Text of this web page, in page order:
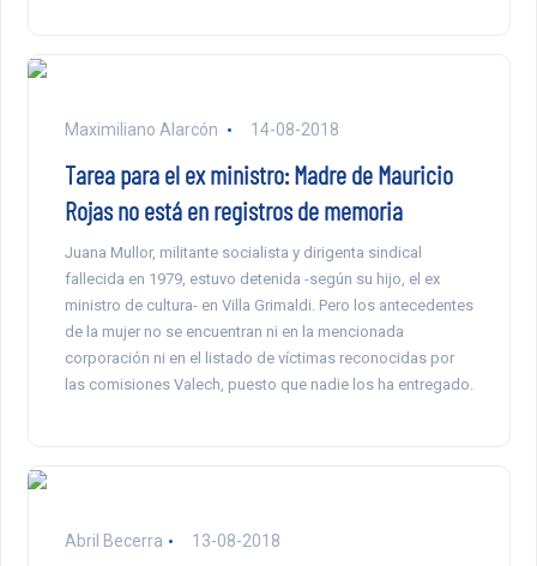
Maximiliano Alarcón 14-08-2018
Tarea para el ex ministro: Madre de Mauricio
Rojas no está en registros de memoria
Juana Mullor, militante socialista y dirigenta sindical
fallecida en 1979, estuvo detenida -según su hijo, el ex
ministro de cultura- en Villa Grimaldi. Pero los antecedentes
de la mujer no se encuentran ni en la mencionada
corporación ni en el listado de víctimas reconocidas por
las comisiones Valech, puesto que nadie los ha entregado.
Abril Becerra 13-08-2018